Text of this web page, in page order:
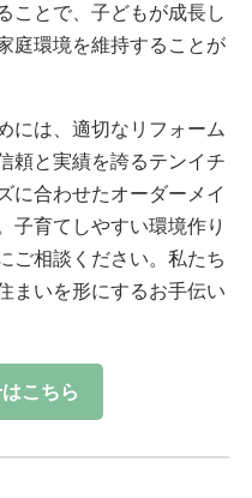
ことで、子どもが成長し
庭環境を維持することが
には、適切なリフォーム
頼と実績を誇るテンイチ
に合わせたオーダーメイ
子育てしやすい環境作り
ご相談ください。私たち
まいを形にするお手伝い
こちら